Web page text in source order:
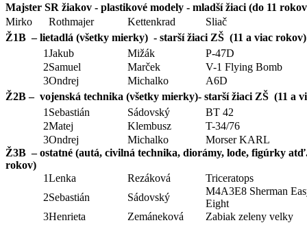
Majster SR žiakov - plastikové modely - mladší žiaci (do 11
Mirko
Rothmajer Kettenkrad
Sliač
Ž1B – lietadlá (všetky mierky) - starší žiaci ZŠ (11 a viac rokov)
1Jakub Mižák
P-47D
2Samuel Marček
V-1 Flying Bomb
3Ondrej Michalko
A6D
Ž2B – vojenská technika (všetky mierky)- starší žiaci ZŠ (11 a
1 Sebastián Sádovský
BT 42
2Matej Klembusz
T-34/76
3Ondrej Michalko
Morser KARL
Ž3B – ostatné (autá, civilná technika, diorámy, lode, figúrky
rokov)
1Lenka Rezáková
Triceratops
2Sebastián Sádovský
M4A3E8 Sherman
Eight
3Henrieta Zemáneková
Zabiak zeleny velky